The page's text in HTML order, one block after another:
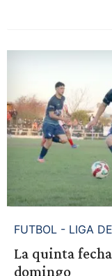
FUTBOL - LIGA
La quinta
domingo